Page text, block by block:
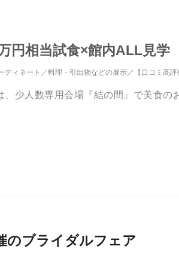
円相当試食×館内ALL見学
ディネート 料理・引出物などの展示 【口コミ高
少人数専用会場『結の間』で美食
のブライダルフェア